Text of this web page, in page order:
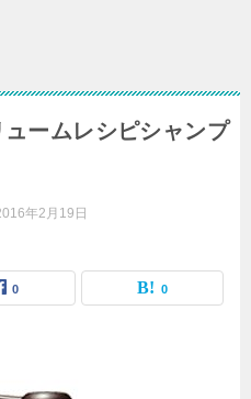
ームレシピシャンプ
年2月19日
0 0